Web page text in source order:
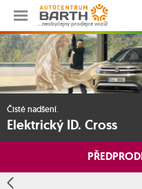
…neobyčejný prodejce vozů!
Čisté nadšení.
Elektrický ID. Cross